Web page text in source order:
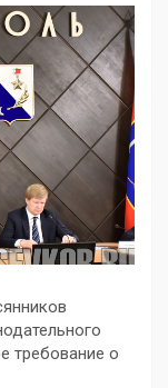
требование о